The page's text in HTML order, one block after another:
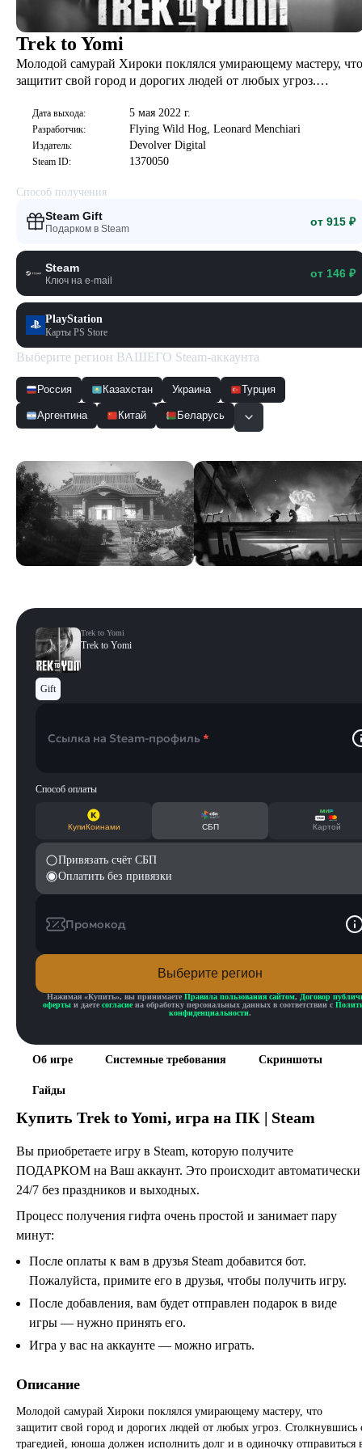
Trek to Yomi
Молодой самурай Хироки поклялся умирающему мастеру, что
защитит свой город и дорогих людей от любых угроз.
в одиночку отправиться в путешествие за гранью жизни и
смерти, чтобы преодолеть себя и определить свою судьбу.
Дата выхода: 5 мая 2022 г.
Разработчик: Flying Wild Hog, Leonard Menchiari
Издатель: Devolver Digital
Steam ID: 1370050
Способ получения
Steam Gift
Подарком в Steam
от 915 ₽
Steam
Ключ на e-mail
от 146 ₽
PlayStation
Карты PS Store
Выберите регион ВАШЕГО Steam-аккаунта
Россия Казахстан Украина Турция
Аргентина Китай Беларусь
Об игре Системные требования Скриншоты
Гайды
Купить Trek to Yomi, игра на ПК | Steam
Вы приобретаете игру в Steam, которую получите
ПОДАРКОМ на Ваш аккаунт. Это происходит автоматически
24/7 без праздников и выходных.
Процесс получения гифта очень простой и занимает пару
минут:
После оплаты к вам в друзья Steam добавится бот.
Пожалуйста, примите его в друзья, чтобы получить игру.
После добавления, вам будет отправлен подарок в виде
игры — нужно принять его.
Игра у вас на аккаунте — можно играть.
Описание
Молодой самурай Хироки поклялся умирающему мастеру, что
защитит свой город и дорогих людей от любых угроз. Столкнувшись
трагедией, юноша должен исполнить долг и в одиночку отправиться
Trek to Yomi
Trek to Yomi
Gift
Ссылка на Steam-профиль *
Способ оплаты
КупиКоинами СБП Картой
Привязать счёт СБП
Оплатить без привязки
Промокод
Выберите регион
Нажимая «Купить», вы принимаете Правила пользования сайтом, Договор
оферты и даете согласие на обработку персональных данных в соответствии с
конфиденциальности.